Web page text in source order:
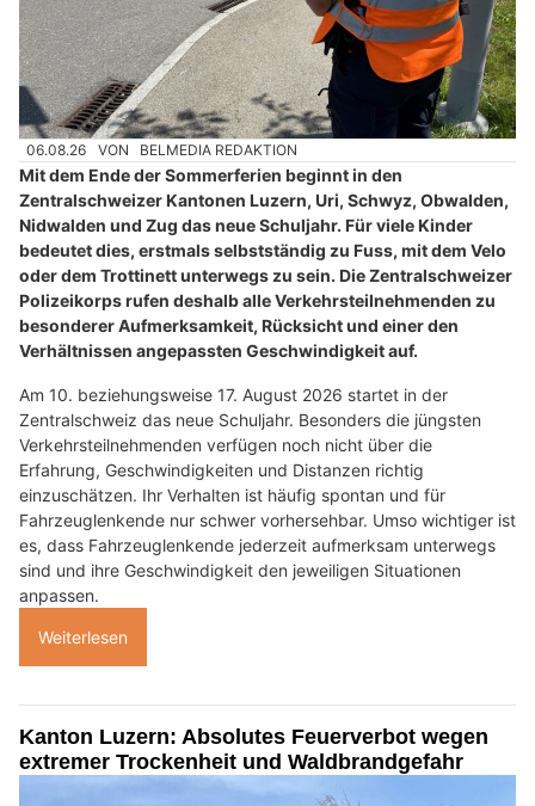
06.08.26 VON BELMEDIA REDAKTION
Mit dem Ende der Sommerferien beginnt in den
Zentralschweizer Kantonen Luzern, Uri, Schwyz, Obwalden,
Nidwalden und Zug das neue Schuljahr. Für viele Kinder
bedeutet dies, erstmals selbstständig zu Fuss, mit dem Velo
oder dem Trottinett unterwegs zu sein. Die Zentralschweizer
Polizeikorps rufen deshalb alle Verkehrsteilnehmenden zu
besonderer Aufmerksamkeit, Rücksicht und einer den
Verhältnissen angepassten Geschwindigkeit auf.
Am 10. beziehungsweise 17. August 2026 startet in der
Zentralschweiz das neue Schuljahr. Besonders die jüngsten
Verkehrsteilnehmenden verfügen noch nicht über die
Erfahrung, Geschwindigkeiten und Distanzen richtig
einzuschätzen. Ihr Verhalten ist häufig spontan und für
Fahrzeuglenkende nur schwer vorhersehbar. Umso wichtiger ist
es, dass Fahrzeuglenkende jederzeit aufmerksam unterwegs
sind und ihre Geschwindigkeit den jeweiligen Situationen
anpassen.
Weiterlesen
Kanton Luzern: Absolutes Feuerverbot wegen
extremer Trockenheit und Waldbrandgefahr